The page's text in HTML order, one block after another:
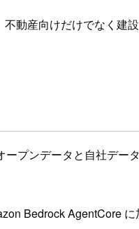
動産向けだけでなく
ープンデータと自社デー
Bedrock AgentCore に